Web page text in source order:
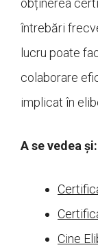
obținerea
întrebări
lucru poate
colaborare
implicat în
A se vedea și:
Cine